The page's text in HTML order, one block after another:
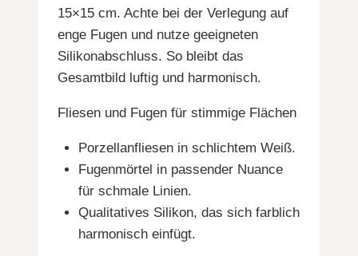
15×15 cm. Achte bei der Verlegung auf
enge Fugen und nutze geeigneten
Silikonabschluss. So bleibt das
Gesamtbild luftig und harmonisch.
Fliesen und Fugen für stimmige Flächen
Porzellanfliesen in schlichtem Weiß.
Fugenmörtel in passender Nuance
für schmale Linien.
Qualitatives Silikon, das sich farblich
harmonisch einfügt.